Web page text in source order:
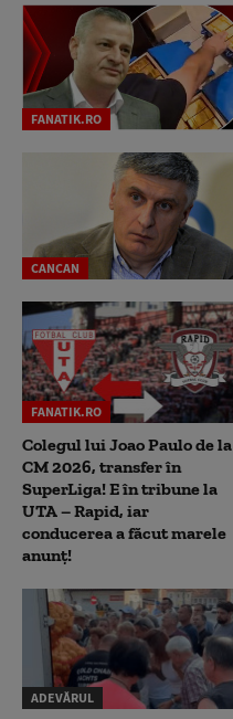
FANATIK.RO
CANCAN
FANATIK.RO
Colegul lui Joao Paulo de la
CM 2026, transfer în
SuperLiga! E în tribune la
UTA – Rapid, iar
conducerea a făcut marele
anunț!
ADEVĂRUL